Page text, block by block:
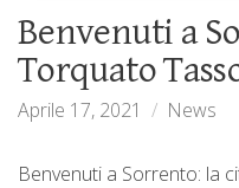
Benvenuti a
Torquato
Aprile 17, 2021 News
Benvenuti a Sorrento: la